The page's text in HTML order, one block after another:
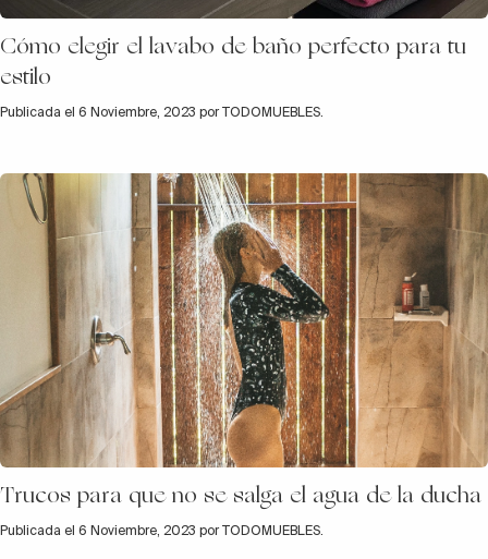
Cómo elegir el lavabo de baño perfecto para tu
estilo
Publicada el 6 Noviembre, 2023 por TODOMUEBLES.
Trucos para que no se salga el agua de la ducha
Publicada el 6 Noviembre, 2023 por TODOMUEBLES.